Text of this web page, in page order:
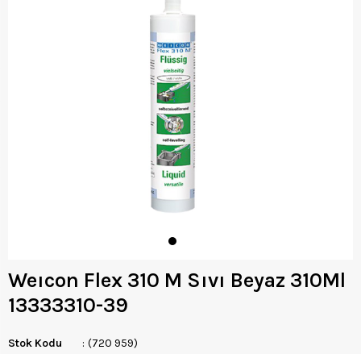
Weıcon Flex 310 M Sıvı Beyaz 310Ml
13333310-39
Stok Kodu
(720 959)